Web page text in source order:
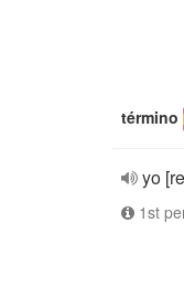
término
yo
1st